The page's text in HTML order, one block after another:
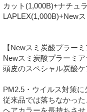
カット(1,000B)+ナチュ
LAPLEX(1,000B)+New
【Newスミ炭酸プラーミ
Newスミ炭酸プラーミ
頭皮のスペシャル炭酸ケ
PM2.5・ウイルス対策
従来品では落ちなかった
ヘアカラーを長持ちさ